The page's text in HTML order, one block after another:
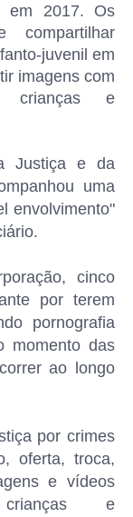
em 2017. Os
compartilhar
juvenil em
imagens com
crianças e
Justiça e da
uma
envolvimento"
cinco
por terem
pornografia
momento das
ao longo
por crimes
oferta, troca,
e vídeos
crianças e